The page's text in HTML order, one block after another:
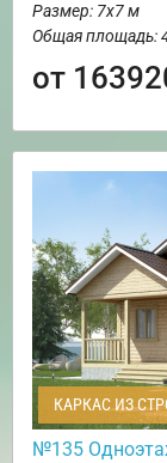
Размер: 7х7 м
Общая площадь:
от
КАРКАС ИЗ
№135